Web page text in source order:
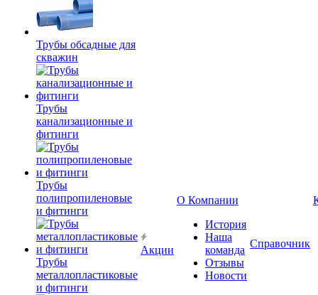
Трубы обсадные для
скважин
Трубы
канализационные и
фитинги
Трубы
полипропиленовые
и фитинги
Трубы
металлопластиковые
и фитинги
Акции
О Компании
История
Наша
команда
Отзывы
Новости
Справочник